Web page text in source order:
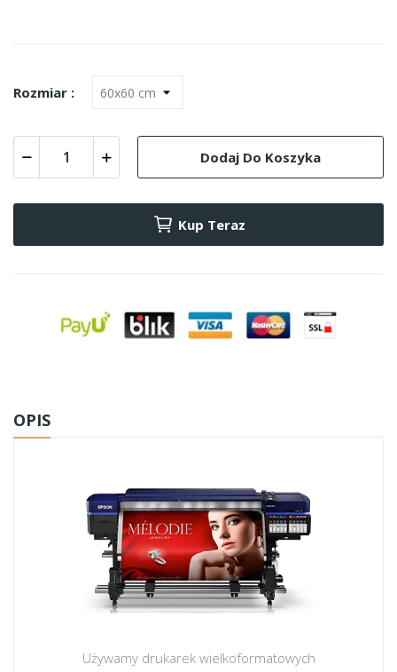
Rozmiar :
Dodaj Do Koszyka
Kup Teraz
OPIS
Używamy drukarek wielkoformatowych